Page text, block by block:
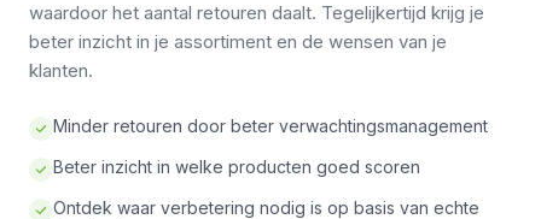
waardoor het aantal retouren daalt. Tegelijkertijd krijg je
beter inzicht in je assortiment en de wensen van je
klanten.
Minder retouren door beter verwachtingsmanagement
Beter inzicht in welke producten goed scoren
Ontdek waar verbetering nodig is op basis van echte